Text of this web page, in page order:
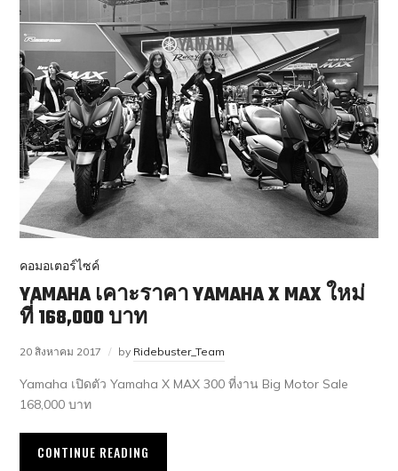
คอมอเตอร์ไซค์
YAMAHA เคาะราคา YAMAHA X MAX ใหม่
ที่ 168,000 บาท
20 สิงหาคม 2017 by Ridebuster_Team
Yamaha เปิดตัว Yamaha X MAX 300 ที่งาน Big Motor Sale
168,000 บาท
CONTINUE READING